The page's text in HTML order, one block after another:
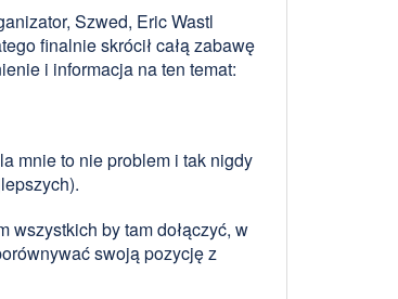
Szwed, Eric Wastl
finalnie skrócił całą zabawę
i informacja na ten temat:
mnie to nie problem i tak nigdy
wszystkich by tam dołączyć, w
swoją pozycję z